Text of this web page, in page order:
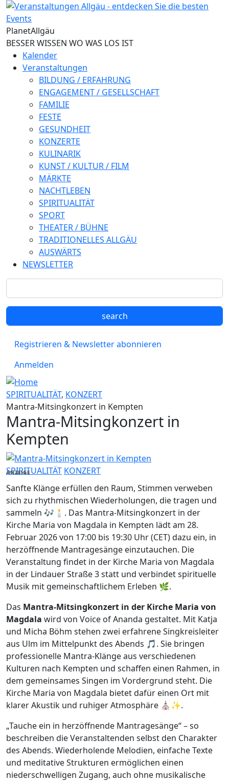
Direkt zum Inhalt
PlanetAllgäu
BESSER WISSEN WO WAS LOS IST
Kalender
Veranstaltungen
BILDUNG / ERFAHRUNG
ENGAGEMENT / GESELLSCHAFT
FAMILIE
FESTE
GESUNDHEIT
KONZERTE
KULINARIK
KUNST / KULTUR / FILM
MÄRKTE
NACHTLEBEN
SPIRITUALITÄT
SPORT
THEATER / BÜHNE
TRADITIONELLES ALLGÄU
AUSWÄRTS
NEWSLETTER
Registrieren & Newsletter abonnieren
Anmelden
SPIRITUALITÄT, KONZERT
Mantra-Mitsingkonzert in Kempten
Mantra-Mitsingkonzert in
Kempten
SPIRITUALITÄT KONZERT
ANZEIGE
Sanfte Klänge erfüllen den Raum, Stimmen verweben
sich zu rhythmischen Wiederholungen, die tragen und
sammeln 🎶🕯️. Das Mantra-Mitsingkonzert in der
Kirche Maria von Magdala in Kempten lädt am 28.
Februar 2026 von 17:00 bis 19:30 Uhr (CET) dazu ein, in
herzöffnende Mantragesänge einzutauchen. Die
Veranstaltung findet in der Kirche Maria von Magdala
in der Lindauer Straße 3 statt und verbindet spirituelle
Musik mit gemeinschaftlichem Erleben 🌿.
Das Mantra-Mitsingkonzert in der Kirche Maria von
Magdala wird von Voice of Ananda gestaltet. Mit Katja
und Micha Böhm stehen zwei erfahrene Singkreisleiter
aus Ulm im Mittelpunkt des Abends 🎵. Sie bringen
professionelle Mantra-Klänge aus verschiedenen
Kulturen nach Kempten und schaffen einen Rahmen, in
dem gemeinsames Singen im Vordergrund steht. Die
Kirche Maria von Magdala bietet dafür einen Ort mit
klarer Akustik und ruhiger Atmosphäre ⛪✨.
„Tauche ein in herzöffnende Mantragesänge“ – so
beschreiben die Veranstaltenden selbst den Charakter
des Abends. Wiederholende Melodien, einfache Texte
und meditative Strukturen ermöglichen einen
niederschwelligen Zugang, auch ohne musikalische